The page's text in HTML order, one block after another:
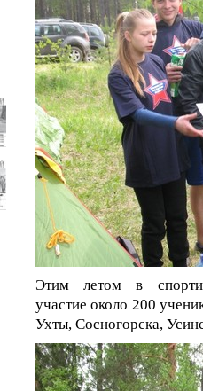
Этим летом в
участие около 200
Ухты, Сосногорска,